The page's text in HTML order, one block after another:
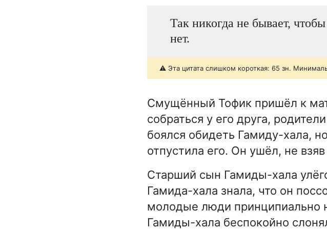
Так никогда не бывает,
нет.
⚠️ Эта цитата слишком короткая: 65 зн.
Смущённый Тофик пришёл к
собраться у его друга,
боялся обидеть Гамиду-хала,
отпустила его. Он ушёл, не
Старший сын Гамиды-хала
Гамида-хала знала, что он
молодые люди принципиально
Гамиды-хала беспокойно